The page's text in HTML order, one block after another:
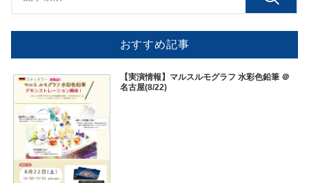
おすすめ記事
【実演情報】マルスルモグラフ 水彩色鉛筆 ＠
名古屋(8/22)